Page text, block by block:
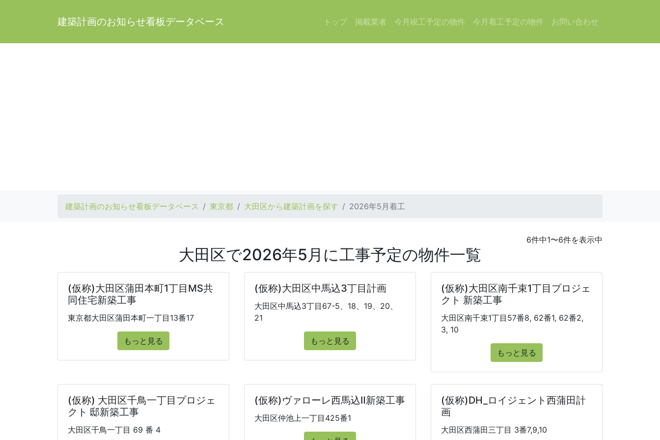
建築計画のお知らせ看板データベース トップ 掲載業者 今月竣工予定の物件 今月着工予定の物件 お問い合わせ
建築計画のお知らせ看板データベース 東京都 大田区から建築計画を探す 2026年5月着工
6件中1〜6件を表示中
大田区で2026年5月に工事予定の物件一覧
(仮称)大田区蒲田本町1丁目MS共
同住宅新築工事
東京都大田区蒲田本町一丁目13番17
もっと見る
(仮称)大田区中馬込3丁目計画
大田区中馬込3丁目67-5、18、19、20、
21
もっと見る
(仮称)大田区南千束1丁目プロジェ
クト 新築工事
大田区南千束1丁目57番8, 62番1, 62番2,
3, 10
もっと見る
(仮称) 大田区千鳥一丁目プロジェ
クト 邸新築工事
大田区千鳥一丁目 69 番 4
(仮称)ヴァローレ西馬込Ⅱ新築工事
大田区仲池上一丁目425番1
(仮称)DH_ロイジェント西蒲田計
画
大田区西蒲田三丁目 3番7,9,10